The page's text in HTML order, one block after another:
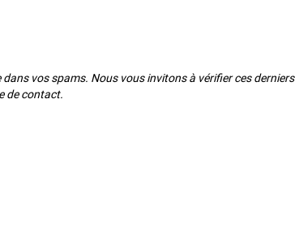
vos spams. Nous vous invitons à vérifier ces derniers
de contact.